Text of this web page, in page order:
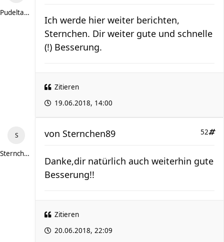
Pudeltante
Ich werde hier weiter berichten,
Sternchen. Dir weiter gute und schnelle
(!) Besserung.
Zitieren
19.06.2018, 14:00
Sternchen89
52
von Sternchen89
Danke,dir natürlich auch weiterhin gute
Besserung!!
Zitieren
20.06.2018, 22:09